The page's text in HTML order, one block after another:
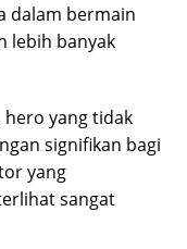
dalam bermain
lebih banyak
hero yang tidak
signifikan bagi
yang
sangat